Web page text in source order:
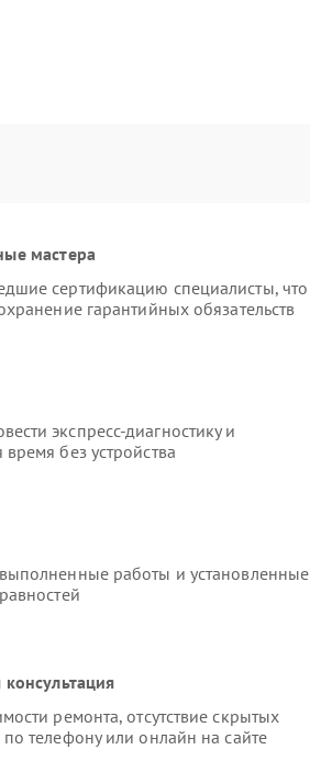
мастера
сертификацию специалисты, что
гарантийных обязательств
экспресс-диагностику и
без устройства
работы и установленные
ремонта, отсутствие скрытых
телефону или онлайн на сайте